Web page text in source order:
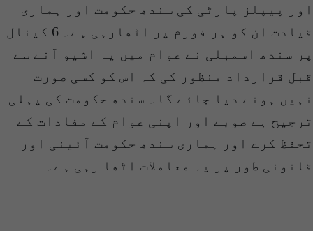
اور پیپلز پارٹی کی سندھ حکومت اور ہماری
قیادت ان کو ہر فورم پر اٹھارہی ہے۔ 6 کینال
پر سندھ اسمبلی نے عوام میں یہ اشیو آنے سے
قبل قرارداد منظور کی کہ اس کو کسی صورت
نہیں ہونے دیا جائے گا۔ سندھ حکومت کی پہلی
ترجیح ہے صوبے اور اپنی عوام کے مفادات کے
تحفظ کرے اور ہماری سندھ حکومت آئینی اور
قانونی طور پر یہ معاملات اٹھا رہی ہے۔